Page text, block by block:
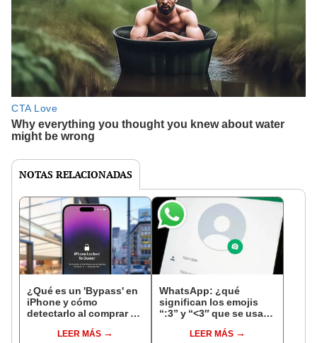
NOTAS RELACIONADAS
¿Qué es un 'Bypass' en
iPhone y cómo
detectarlo al comprar un
LEER MÁS
WhatsApp: ¿qué
significan los emojis
“:3” y “<3″ que se usan
LEER MÁS